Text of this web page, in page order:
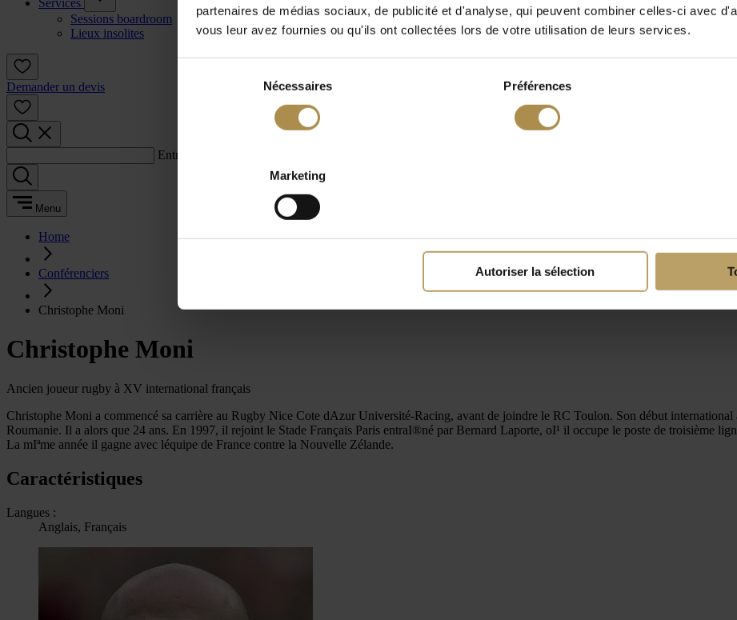
partenaires de médias sociaux, de publicité et d'analyse, qui peuvent combiner celles-ci avec
vous leur avez fournies ou qu'ils ont collectées lors de votre utilisation de leurs services.
Nécessaires Préférences
Marketing
Autoriser la sélection
Services
Sessions boardroom
Lieux insolites
Demander un devis
Entrez un terme de recherche :
Menu
Home
Conférenciers
Christophe Moni
Christophe Moni
Ancien joueur rugby à XV international français
Christophe Moni a commencé sa carrière au Rugby Nice Cote dAzur Université-Racing, avant de joindre le RC Toulon. Son début
Roumanie. Il a alors que 24 ans. En 1997, il rejoint le Stade Français Paris entraI®né par Bernard Laporte, oI¹ il occupe le poste de troisième
La mIªme année il gagne avec léquipe de France contre la Nouvelle Zélande.
Caractéristiques
Langues :
Anglais, Français